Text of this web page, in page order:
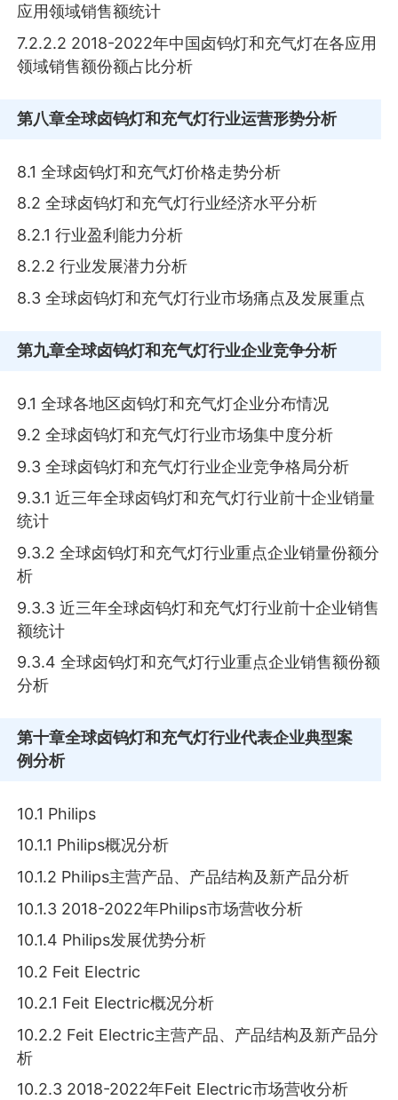
应用领域销售额统计
7.2.2.2 2018-2022年中国卤钨灯和充气灯在各应用
领域销售额份额占比分析
第八章全球卤钨灯和充气灯行业运营形势分析
8.1 全球卤钨灯和充气灯价格走势分析
8.2 全球卤钨灯和充气灯行业经济水平分析
8.2.1 行业盈利能力分析
8.2.2 行业发展潜力分析
8.3 全球卤钨灯和充气灯行业市场痛点及发展重点
第九章全球卤钨灯和充气灯行业企业竞争分析
9.1 全球各地区卤钨灯和充气灯企业分布情况
9.2 全球卤钨灯和充气灯行业市场集中度分析
9.3 全球卤钨灯和充气灯行业企业竞争格局分析
9.3.1 近三年全球卤钨灯和充气灯行业前十企业销量
统计
9.3.2 全球卤钨灯和充气灯行业重点企业销量份额分
析
9.3.3 近三年全球卤钨灯和充气灯行业前十企业销售
额统计
9.3.4 全球卤钨灯和充气灯行业重点企业销售额份额
分析
第十章全球卤钨灯和充气灯行业代表企业典型案
例分析
10.1 Philips
10.1.1 Philips概况分析
10.1.2 Philips主营产品、产品结构及新产品分析
10.1.3 2018-2022年Philips市场营收分析
10.1.4 Philips发展优势分析
10.2 Feit Electric
10.2.1 Feit Electric概况分析
10.2.2 Feit Electric主营产品、产品结构及新产品分
析
10.2.3 2018-2022年Feit Electric市场营收分析